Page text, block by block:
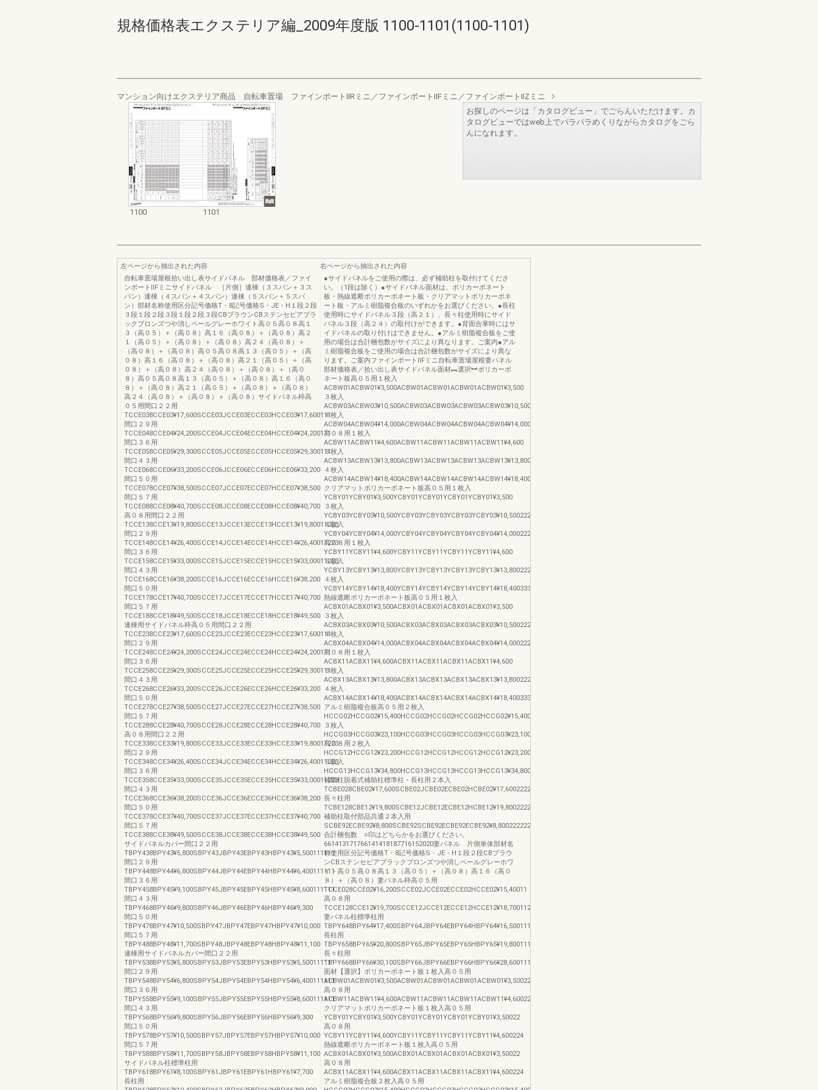
規格価格表エクステリア編_2009年度版 1100-1101(1100-1101)
マンション向けエクステリア商品 自転車置場 ファインポートⅡRミニ／ファインポートⅡFミニ／ファインポートⅡZミニ
1100 1101
お探しのページは「カタログビュー」でごらんいただけます。カ
タログビューではweb上でパラパラめくりながらカタログをごら
んになれます。
左ページから抽出された内容
自転車置場屋根拾い出し表サイドパネル 部材価格表／ファイ
ンポートⅡFミニサイドパネル ［片側］連棟（３スパン＋３ス
パン）連棟（４スパン＋４スパン）連棟（５スパン＋５スパ
ン）部材名称使用区分記号価格T・8記号価格S・JE・H１段２段
３段１段２段３段１段２段３段CBブラウンCBステンセピアブラ
ックブロンズつや消しペールグレーホワイト高０５高０８高１
３（高０５）＋（高０８）高１６（高０８）＋（高０８）高２
１（高０５）＋（高０８）＋（高０８）高２４（高０８）＋
（高０８）＋（高０８）高０５高０８高１３（高０５）＋（高
０８）高１６（高０８）＋（高０８）高２１（高０５）＋（高
０８）＋（高０８）高２４（高０８）＋（高０８）＋（高０
８）高０５高０８高１３（高０５）＋（高０８）高１６（高０
８）＋（高０８）高２１（高０５）＋（高０８）＋（高０８）
高２４（高０８）＋（高０８）＋（高０８）サイドパネル枠高
０５用間口２２用
TCCE038CCE03¥17,600SCCE03JCCE03ECCE03HCCE03¥17,600111
間口２９用
TCCE048CCE04¥24,200SCCE04JCCE04ECCE04HCCE04¥24,200111
間口３６用
TCCE058CCE05¥29,300SCCE05JCCE05ECCE05HCCE05¥29,300111
間口４３用
TCCE068CCE06¥33,200SCCE06JCCE06ECCE06HCCE06¥33,200
間口５０用
TCCE078CCE07¥38,500SCCE07JCCE07ECCE07HCCE07¥38,500
間口５７用
TCCE088CCE08¥40,700SCCE08JCCE08ECCE08HCCE08¥40,700
高０８用間口２２用
TCCE138CCE13¥19,800SCCE13JCCE13ECCE13HCCE13¥19,80011223
間口２９用
TCCE148CCE14¥26,400SCCE14JCCE14ECCE14HCCE14¥26,40011223
間口３６用
TCCE158CCE15¥33,000SCCE15JCCE15ECCE15HCCE15¥33,00011223
間口４３用
TCCE168CCE16¥38,200SCCE16JCCE16ECCE16HCCE16¥38,200
間口５０用
TCCE178CCE17¥40,700SCCE17JCCE17ECCE17HCCE17¥40,700
間口５７用
TCCE188CCE18¥49,500SCCE18JCCE18ECCE18HCCE18¥49,500
連棟用サイドパネル枠高０５用間口２２用
TCCE238CCE23¥17,600SCCE23JCCE23ECCE23HCCE23¥17,600111
間口２９用
TCCE248CCE24¥24,200SCCE24JCCE24ECCE24HCCE24¥24,200111
間口３６用
TCCE258CCE25¥29,300SCCE25JCCE25ECCE25HCCE25¥29,300111
間口４３用
TCCE268CCE26¥33,200SCCE26JCCE26ECCE26HCCE26¥33,200
間口５０用
TCCE278CCE27¥38,500SCCE27JCCE27ECCE27HCCE27¥38,500
間口５７用
TCCE288CCE28¥40,700SCCE28JCCE28ECCE28HCCE28¥40,700
高０８用間口２２用
TCCE338CCE33¥19,800SCCE33JCCE33ECCE33HCCE33¥19,80011223
間口２９用
TCCE348CCE34¥26,400SCCE34JCCE34ECCE34HCCE34¥26,40011223
間口３６用
TCCE358CCE35¥33,000SCCE35JCCE35ECCE35HCCE35¥33,00011223
間口４３用
TCCE368CCE36¥38,200SCCE36JCCE36ECCE36HCCE36¥38,200
間口５０用
TCCE378CCE37¥40,700SCCE37JCCE37ECCE37HCCE37¥40,700
間口５７用
TCCE388CCE38¥49,500SCCE38JCCE38ECCE38HCCE38¥49,500
サイドパネルカバー間口２２用
TBPY438BPY43¥5,800SBPY43JBPY43EBPY43HBPY43¥5,500111111
間口２９用
TBPY448BPY44¥6,800SBPY44JBPY44EBPY44HBPY44¥6,400111111
間口３６用
TBPY458BPY45¥9,100SBPY45JBPY45EBPY45HBPY45¥8,600111111
間口４３用
TBPY468BPY46¥9,800SBPY46JBPY46EBPY46HBPY46¥9,300
間口５０用
TBPY478BPY47¥10,500SBPY47JBPY47EBPY47HBPY47¥10,000
間口５７用
TBPY488BPY48¥11,700SBPY48JBPY48EBPY48HBPY48¥11,100
連棟用サイドパネルカバー間口２２用
TBPY538BPY53¥5,800SBPY53JBPY53EBPY53HBPY53¥5,500111111
間口２９用
TBPY548BPY54¥6,800SBPY54JBPY54EBPY54HBPY54¥6,400111111
間口３６用
TBPY558BPY55¥9,100SBPY55JBPY55EBPY55HBPY55¥8,600111111
間口４３用
TBPY568BPY56¥9,800SBPY56JBPY56EBPY56HBPY56¥9,300
間口５０用
TBPY578BPY57¥10,500SBPY57JBPY57EBPY57HBPY57¥10,000
間口５７用
TBPY588BPY58¥11,700SBPY58JBPY58EBPY58HBPY58¥11,100
サイドパネル柱標準柱用
TBPY618BPY61¥8,100SBPY61JBPY61EBPY61HBPY61¥7,700
長柱用
右ページから抽出された内容
●サイドパネルをご使用の際は、必ず補助柱を取付けてくださ
い。（1段は除く）●サイドパネル面材は、ポリカーボネート
板・熱線遮断ポリカーボネート板・クリアマットポリカーボネ
ート板・アルミ樹脂複合板のいずれかをお選びください。●長柱
使用時にサイドパネル３段（高２１）、長々柱使用時にサイド
パネル３段（高２４）の取付けができます。●背面合掌時にはサ
イドパネルの取り付けはできません。●アルミ樹脂複合板をご使
用の場合は合計梱包数がサイズにより異なります。ご案内●アル
ミ樹脂複合板をご使用の場合は合計梱包数がサイズにより異な
ります。ご案内ファインポートⅡFミニ自転車置場屋根妻パネル
部材価格表／拾い出し表サイドパネル面材︻選択︼ポリカーボ
ネート板高０５用１枚入
ACBW01ACBW01¥3,500ACBW01ACBW01ACBW01ACBW01¥3,500
３枚入
ACBW03ACBW03¥10,500ACBW03ACBW03ACBW03ACBW03¥10,500222222
４枚入
ACBW04ACBW04¥14,000ACBW04ACBW04ACBW04ACBW04¥14,000222111
高０８用１枚入
ACBW11ACBW11¥4,600ACBW11ACBW11ACBW11ACBW11¥4,600
３枚入
ACBW13ACBW13¥13,800ACBW13ACBW13ACBW13ACBW13¥13,800222222
４枚入
ACBW14ACBW14¥18,400ACBW14ACBW14ACBW14ACBW14¥18,4003332244611556
クリアマットポリカーボネート板高０５用１枚入
YCBY01YCBY01¥3,500YCBY01YCBY01YCBY01YCBY01¥3,500
３枚入
YCBY03YCBY03¥10,500YCBY03YCBY03YCBY03YCBY03¥10,500222222
４枚入
YCBY04YCBY04¥14,000YCBY04YCBY04YCBY04YCBY04¥14,000222111
高０８用１枚入
YCBY11YCBY11¥4,600YCBY11YCBY11YCBY11YCBY11¥4,600
３枚入
YCBY13YCBY13¥13,800YCBY13YCBY13YCBY13YCBY13¥13,800222222
４枚入
YCBY14YCBY14¥18,400YCBY14YCBY14YCBY14YCBY14¥18,4003332244611556
熱線遮断ポリカーボネート板高０５用１枚入
ACBX01ACBX01¥3,500ACBX01ACBX01ACBX01ACBX01¥3,500
３枚入
ACBX03ACBX03¥10,500ACBX03ACBX03ACBX03ACBX03¥10,500222222
４枚入
ACBX04ACBX04¥14,000ACBX04ACBX04ACBX04ACBX04¥14,000222111
高０８用１枚入
ACBX11ACBX11¥4,600ACBX11ACBX11ACBX11ACBX11¥4,600
３枚入
ACBX13ACBX13¥13,800ACBX13ACBX13ACBX13ACBX13¥13,800222222
４枚入
ACBX14ACBX14¥18,400ACBX14ACBX14ACBX14ACBX14¥18,4003332244611556
アルミ樹脂複合板高０５用２枚入
HCCG02HCCG02¥15,400HCCG02HCCG02HCCG02HCCG02¥15,400111222
３枚入
HCCG03HCCG03¥23,100HCCG03HCCG03HCCG03HCCG03¥23,100222222222
高０８用２枚入
HCCG12HCCG12¥23,200HCCG12HCCG12HCCG12HCCG12¥23,20011222211
３枚入
HCCG13HCCG13¥34,800HCCG13HCCG13HCCG13HCCG13¥34,8002244622448226610
補助柱脱着式補助柱標準柱・長柱用２本入
TCBE028CBE02¥17,600SCBE02JCBE02ECBE02HCBE02¥17,600222222222
長々柱用
TCBE128CBE12¥19,800SCBE12JCBE12ECBE12HCBE12¥19,800222222222222
補助柱取付部品共通２本入用
SCBE92ECBE92¥8,800SCBE92SCBE92ECBE92ECBE92¥8,800222222222222
合計梱包数 ○印はどちらかをお選びください。
661413171766141418187716152020妻パネル 片側単体部材名
称使用区分記号価格T・8記号価格S・JE・H１段２段CBブラウ
ンCBステンセピアブラックブロンズつや消しペールグレーホワ
イト高０５高０８高１３（高０５）＋（高０８）高１６（高０
８）＋（高０８）妻パネル枠高０５用
TCCE028CCE02¥16,200SCCE02JCCE02ECCE02HCCE02¥15,40011
高０８用
TCCE128CCE12¥19,700SCCE12JCCE12ECCE12HCCE12¥18,700112
妻パネル柱標準柱用
TBPY648BPY64¥17,400SBPY64JBPY64EBPY64HBPY64¥16,5001111
長柱用
TBPY658BPY65¥20,800SBPY65JBPY65EBPY65HBPY65¥19,8001111
長々柱用
TBPY668BPY66¥30,100SBPY66JBPY66EBPY66HBPY66¥28,6001111
面材【選択】ポリカーボネート板１枚入高０５用
ACBW01ACBW01¥3,500ACBW01ACBW01ACBW01ACBW01¥3,50022
高０８用
ACBW11ACBW11¥4,600ACBW11ACBW11ACBW11ACBW11¥4,600224
クリアマットポリカーボネート板１枚入高０５用
YCBY01YCBY01¥3,500YCBY01YCBY01YCBY01YCBY01¥3,50022
高０８用
YCBY11YCBY11¥4,600YCBY11YCBY11YCBY11YCBY11¥4,600224
熱線遮断ポリカーボネート板１枚入高０５用
ACBX01ACBX01¥3,500ACBX01ACBX01ACBX01ACBX01¥3,50022
高０８用
ACBX11ACBX11¥4,600ACBX11ACBX11ACBX11ACBX11¥4,600224
アルミ樹脂複合板２枚入高０５用